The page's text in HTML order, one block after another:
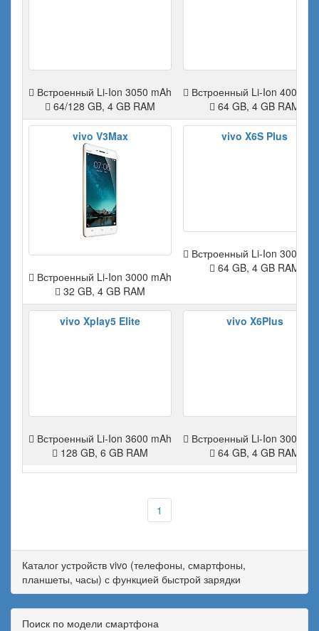
Встроенный Li-Ion 3050 mAh
64/128 GB, 4 GB RAM
Встроенный Li-Ion 4000
64 GB, 4 GB RAM
vivo V3Max
Встроенный Li-Ion 3000 mAh
32 GB, 4 GB RAM
vivo X6S Plus
Встроенный Li-Ion 3000
64 GB, 4 GB RAM
vivo Xplay5 Elite
Встроенный Li-Ion 3600 mAh
128 GB, 6 GB RAM
vivo X6Plus
Встроенный Li-Ion 3000
64 GB, 4 GB RAM
1
Каталог устройств vivo (телефоны, смартфоны,
планшеты, часы) с функцией быстрой зарядки
Поиск по модели смартфона